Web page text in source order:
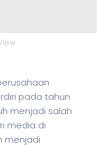
pada tahun
menjadi salah
media di
menjadi